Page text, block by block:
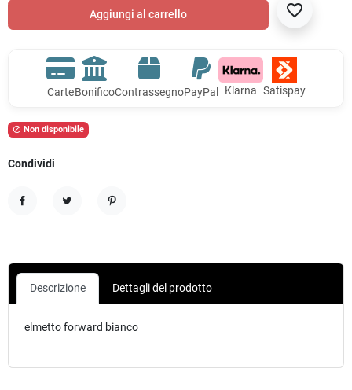
Aggiungi al carrello favorite_border
CarteBonificoContrassegnoPayPal Klarna Satispay
 Non disponibile
Condividi
Descrizione Dettagli del prodotto
elmetto forward bianco